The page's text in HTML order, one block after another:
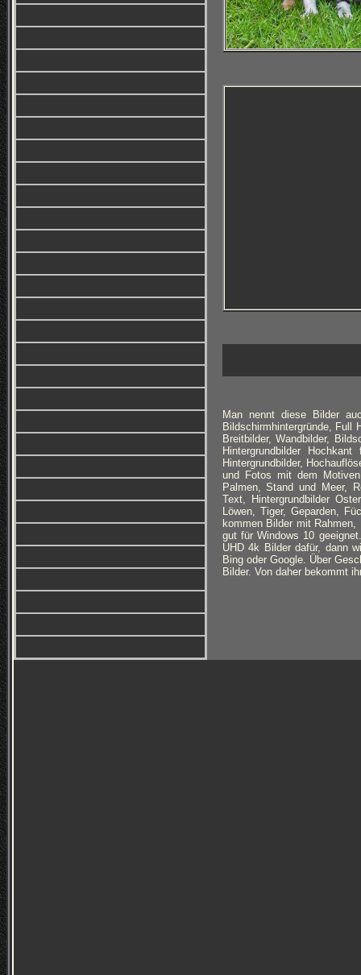
Man nennt diese Bilder
Bildschirmhintergründe, Full
Breitbilder, Wandbilder,
Hintergrundbilder
Hintergrundbilder,
und Fotos mit dem
Palmen, Stand und Meer,
Text, Hintergrundbilder
Löwen, Tiger, Geparden,
kommen Bilder mit
gut für Windows 10
UHD 4k Bilder dafür, dann
Bing oder Google. Über
Bilder. Von daher bekommt